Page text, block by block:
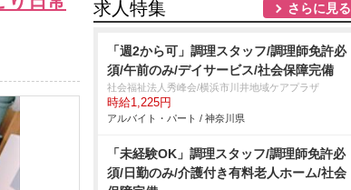
求人特集 さらに見る
「週2から可」調理スタッフ/調理師免許必
須/午前のみ/デイサービス/社会保障完備
社会福祉法人秀峰会/横浜市川井地域ケアプラザ
時給1,225円
アルバイト・パート / 神奈川県
「未経験OK」調理スタッフ/調理師免許必
須/日勤のみ/介護付き有料老人ホーム/社会